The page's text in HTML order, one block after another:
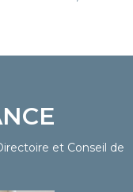
et Conseil de